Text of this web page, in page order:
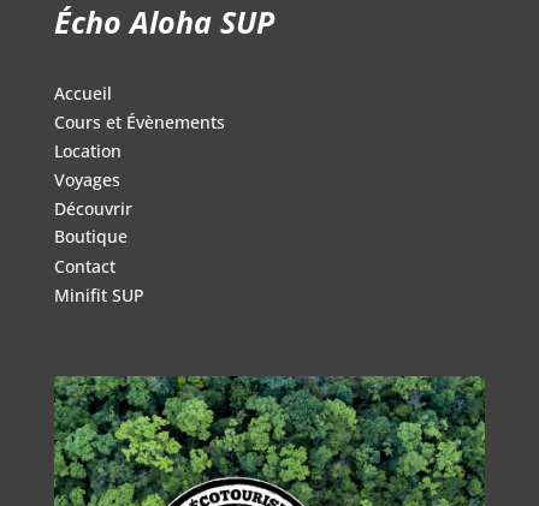
Écho Aloha SUP
Accueil
Cours et Évènements
Location
Voyages
Découvrir
Boutique
Contact
Minifit SUP